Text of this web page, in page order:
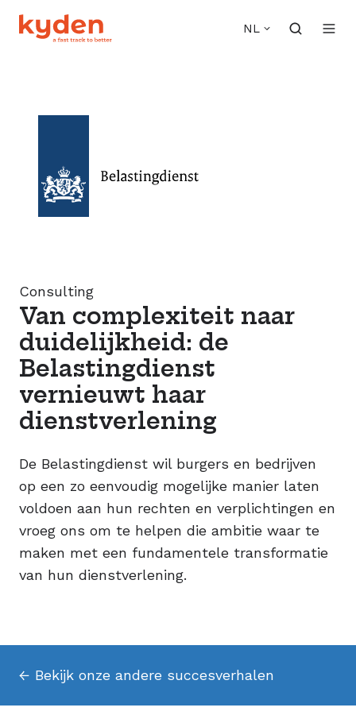
NL
Consulting
Van complexiteit naar
duidelijkheid: de
Belastingdienst
vernieuwt haar
dienstverlening
De Belastingdienst wil burgers en bedrijven
op een zo eenvoudig mogelijke manier laten
voldoen aan hun rechten en verplichtingen en
vroeg ons om te helpen die ambitie waar te
maken met een fundamentele transformatie
van hun dienstverlening.
← Bekijk onze andere succesverhalen